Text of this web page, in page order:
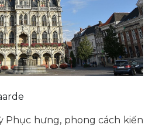
Phục hưng, phong cách kiến